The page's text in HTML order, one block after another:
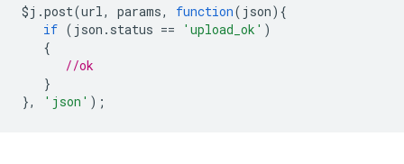
$j .post(url, params, function( json){
if ( json . status == 'upload_ok' )
{
//ok
}
},
'json' );